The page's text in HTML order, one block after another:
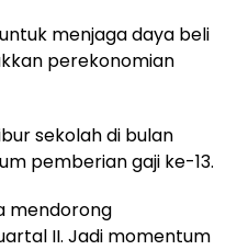
menjaga daya beli
perekonomian
sekolah di bulan
pemberian gaji ke-13.
mendorong
II. Jadi momentum